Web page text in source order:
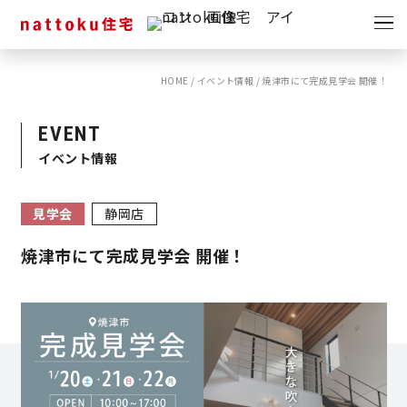
キャンペーン
ショールーム
モデルハウス
スタッフブログ
HOME / イベント情報 /焼津市にて完成見学会 開催！
EVENT
イベント情報
見学会 静岡店
焼津市にて完成見学会 開催！